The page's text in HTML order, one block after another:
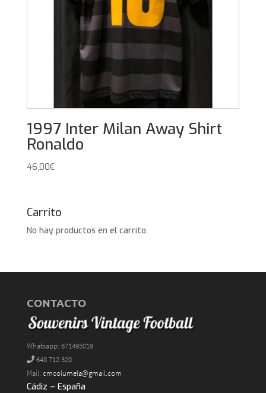
1997 Inter Milan Away Shirt
Ronaldo
46,00€
Carrito
No hay productos en el carrito.
CONTACTO
Whatsapp: 671495019
648 712 320
Mail: cmcolumela@gmail.com
Cádiz – España